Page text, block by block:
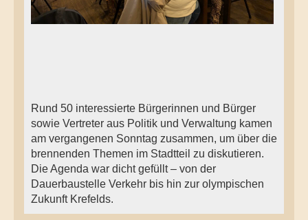
Rund 50 interessierte Bürgerinnen und Bürger
sowie Vertreter aus Politik und Verwaltung kamen
am vergangenen Sonntag zusammen, um über die
brennenden Themen im Stadtteil zu diskutieren.
Die Agenda war dicht gefüllt – von der
Dauerbaustelle Verkehr bis hin zur olympischen
Zukunft Krefelds.